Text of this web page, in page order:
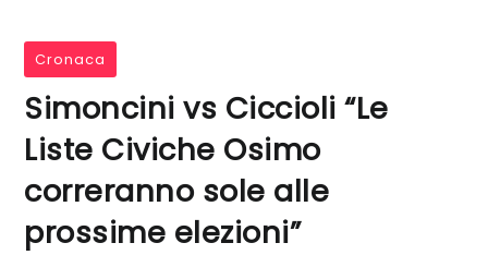
Cronaca
Simoncini vs Ciccioli “Le
Liste Civiche Osimo
correranno sole alle
prossime elezioni”